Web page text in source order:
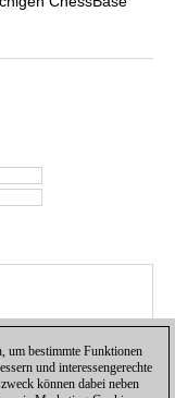
um bestimmte Funktionen
und interessengerechte
können dabei neben